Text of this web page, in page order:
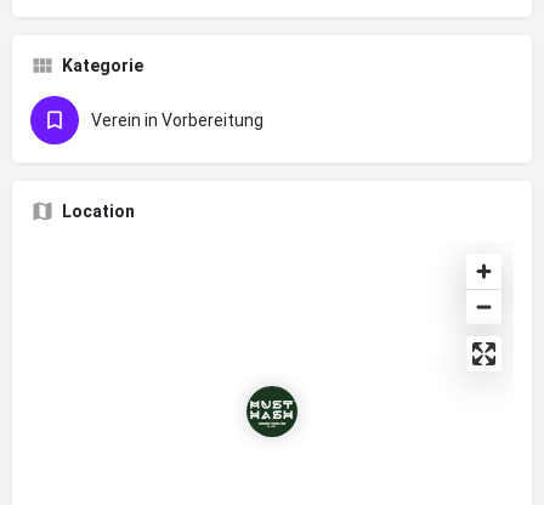
Kategorie
Verein in Vorbereitung
Location